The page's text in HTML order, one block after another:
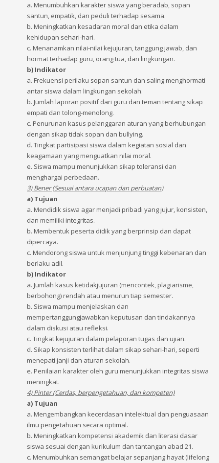
a. Menumbuhkan karakter siswa yang beradab, sopan
santun, empatik, dan peduli terhadap sesama.
b. Meningkatkan kesadaran moral dan etika dalam
kehidupan sehari-hari.
c. Menanamkan nilai-nilai kejujuran, tanggung jawab, dan
hormat terhadap guru, orang tua, dan lingkungan.
b) Indikator
a. Frekuensi perilaku sopan santun dan saling menghormati
antar siswa dalam lingkungan sekolah.
b. Jumlah laporan positif dari guru dan teman tentang sikap
empati dan tolong-menolong.
c. Penurunan kasus pelanggaran aturan yang berhubungan
dengan sikap tidak sopan dan bullying.
d. Tingkat partisipasi siswa dalam kegiatan sosial dan
keagamaan yang menguatkan nilai moral.
e. Siswa mampu menunjukkan sikap toleransi dan
menghargai perbedaan.
3) Bener (Sesuai antara ucapan dan perbuatan)
a) Tujuan
a. Mendidik siswa agar menjadi pribadi yang jujur, konsisten,
dan memiliki integritas.
b. Membentuk peserta didik yang berprinsip dan dapat
dipercaya.
c. Mendorong siswa untuk menjunjung tinggi kebenaran dan
berlaku adil.
b) Indikator
a. Jumlah kasus ketidakjujuran (mencontek, plagiarisme,
berbohong) rendah atau menurun tiap semester.
b. Siswa mampu menjelaskan dan
mempertanggungjawabkan keputusan dan tindakannya
dalam diskusi atau refleksi.
c. Tingkat kejujuran dalam pelaporan tugas dan ujian.
d. Sikap konsisten terlihat dalam sikap sehari-hari, seperti
menepati janji dan aturan sekolah.
e. Penilaian karakter oleh guru menunjukkan integritas siswa
meningkat.
4) Pinter (Cerdas, berpengetahuan, dan kompeten)
a) Tujuan
a. Mengembangkan kecerdasan intelektual dan penguasaan
ilmu pengetahuan secara optimal.
b. Meningkatkan kompetensi akademik dan literasi dasar
siswa sesuai dengan kurikulum dan tantangan abad 21.
c. Menumbuhkan semangat belajar sepanjang hayat (lifelong